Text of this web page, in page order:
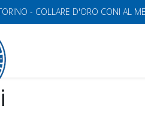
- COLLARE D'ORO CONI AL